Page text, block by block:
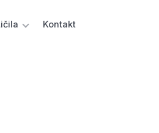
Kontakt